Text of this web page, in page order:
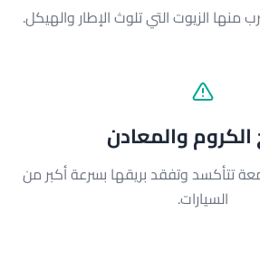
منها الزيوت التي تلوث الإطار والهيكل.
والمعادن
تتأكسد وتفقد بريقها بسرعة أكبر من
السيارات.